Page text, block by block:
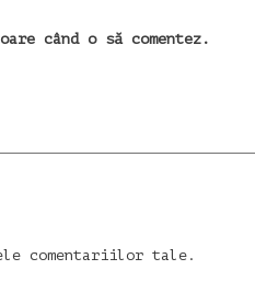
când o să comentez.
comentariilor tale .